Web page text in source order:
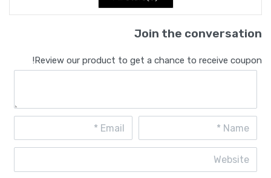
Join the conversation
Review our product to get a chance to receive coupon!